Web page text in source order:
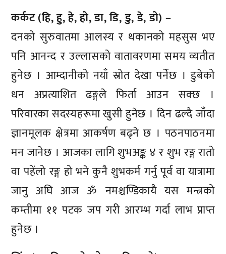
कर्कट (हि, हु, हे, हो, डा, डि, डु, डे, डो) –
दनको सुरुवातमा आलस्य र थकानको महसुस भए
पनि आनन्द र उल्लासको वातावरणमा समय व्यतीत
हुनेछ । आम्दानीको नयाँ स्रोत देखा पर्नेछ । डुबेको
धन अप्रत्याशित ढङ्गले फिर्ता आउन सक्छ ।
परिवारका सदस्यहरूमा खुसी हुनेछ । दिन ढल्दै जाँदा
ज्ञानमूलक क्षेत्रमा आकर्षण बढ्ने छ । पठनपाठनमा
मन जानेछ । आजका लागि शुभअङ्क ४ र शुभ रङ्ग रातो
वा पहेंलो रङ्ग हो भने कुनै शुभकर्म गर्नु पूर्व वा यात्रामा
जानु अघि आज ॐ नमश्चण्डिकायै यस मन्त्रको
कम्तीमा ११ पटक जप गरी आरम्भ गर्दा लाभ प्राप्त
हुनेछ ।